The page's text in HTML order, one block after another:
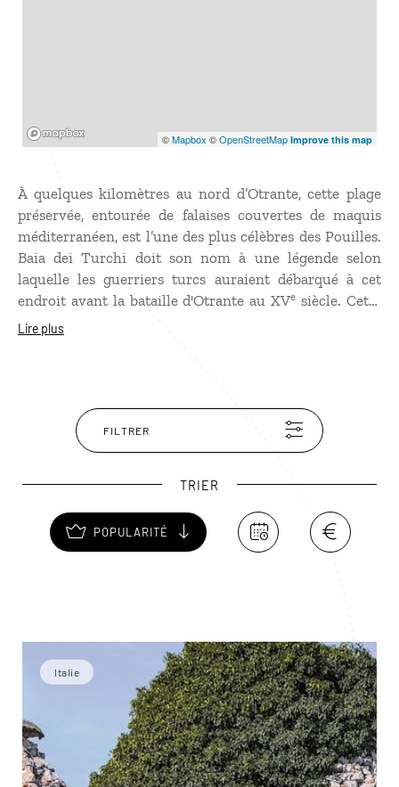
©Mapbox ©OpenStreetMap Improve this map
À quelques kilomètres au nord d’Otrante, cette plage
préservée, entourée de falaises couvertes de maquis
méditerranéen, est l’une des plus célèbres des Pouilles.
Baia dei Turchi doit son nom à une légende selon
laquelle les guerriers turcs auraient débarqué à cet
endroit avant la bataille d'Otrante au XVe siècle. Cette
longue plage séduit par la transparence exceptionnelle
le matin ou en fin de journée.
Lire plus
FILTRER
TRIER
POPULARITÉ
Italie